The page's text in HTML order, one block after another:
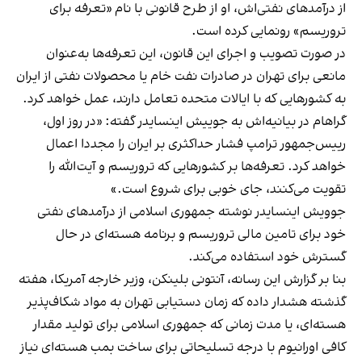
از درآمدهای نفتی‌اش، او از طرح قانونی با نام «تعرفه برای
تروریسم» رونمایی کرده است.
در صورت تصویب و اجرای این قانون، این تعرفه‌ها به‌عنوان
مانعی برای تهران در صادرات نفت خام یا محصولات نفتی از ایران
به کشورهایی که با ایالات متحده تعامل دارند، عمل خواهد کرد.
گراهام در بیانیه‌اش به جوییش اینسایدر گفته: «در روز اول،
رییس‌جمهور ترامپ فشار حداکثری بر ایران را مجددا اعمال
خواهد کرد. تعرفه‌ها بر کشورهایی که تروریسم و آیت‌الله را
تقویت می‌کنند، جای خوبی برای شروع است.»
جوویش اینسایدر نوشته جمهوری اسلامی از درآمدهای نفتی
خود برای تامین مالی تروریسم و برنامه هسته‌ای در حال
گسترش خود استفاده می‌کند.
بنا بر گزارش این رسانه، آنتونی بلینکن، وزیر خارجه آمریکا، هفته
گذشته هشدار داده که زمان دستیابی تهران به مواد شکاف‌پذیر
هسته‌ای، یا مدت زمانی که جمهوری اسلامی برای تولید مقدار
کافی اورانیوم با درجه تسلیحاتی برای ساخت بمب هسته‌ای نیاز